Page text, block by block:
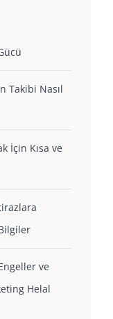
Takibi Nasıl
İçin Kısa ve
ve
Helal